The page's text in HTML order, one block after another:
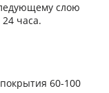
слою
часа.
60-100